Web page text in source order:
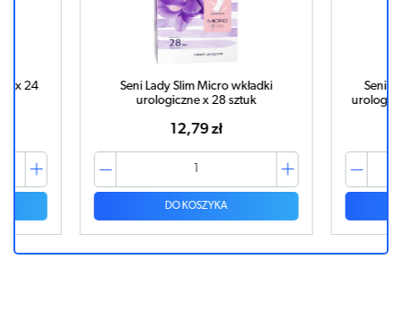
x 24
Seni Lady Slim Micro wkładki
urologiczne x 28 sztuk
12,79 zł
DO KOSZYKA
Seni